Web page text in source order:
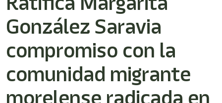
González Saravia
compromiso con la
comunidad migrante